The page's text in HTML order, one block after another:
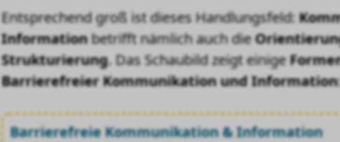
Entsprechend groß ist dieses Handlungsfeld:
Informationbetrifft nämlich auch die
Strukturierung. Das Schaubild zeigt einige
Barrierefreier Kommunikation und Information
Barrierefreie Kommunikation & Information